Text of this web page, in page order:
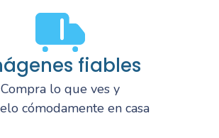
fiables
Compra lo que ves y
cómodamente en casa